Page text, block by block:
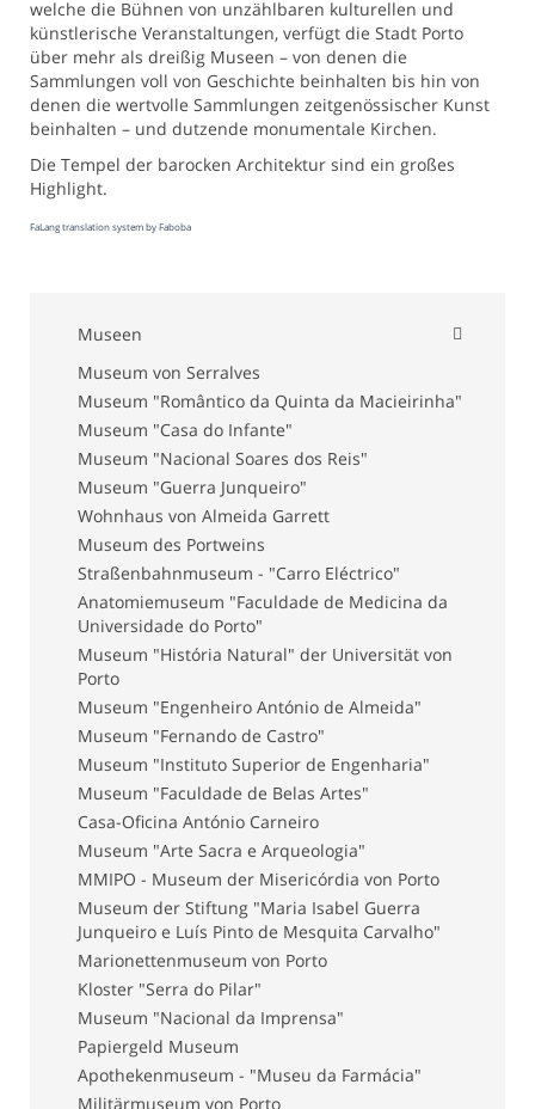
welche die Bühnen von unzählbaren kulturellen und
künstlerische Veranstaltungen, verfügt die Stadt Porto
über mehr als dreißig Museen – von denen die
Sammlungen voll von Geschichte beinhalten bis hin von
denen die wertvolle Sammlungen zeitgenössischer Kunst
beinhalten – und dutzende monumentale Kirchen.
Die Tempel der barocken Architektur sind ein großes
Highlight.
FaLang translation system by Faboba
Museen
Museum von Serralves
Museum "Romântico da Quinta da Macieirinha"
Museum "Casa do Infante"
Museum "Nacional Soares dos Reis"
Museum "Guerra Junqueiro"
Wohnhaus von Almeida Garrett
Museum des Portweins
Straßenbahnmuseum - "Carro Eléctrico"
Anatomiemuseum "Faculdade de Medicina da
Universidade do Porto"
Museum "História Natural" der Universität von
Porto
Museum "Engenheiro António de Almeida"
Museum "Fernando de Castro"
Museum "Instituto Superior de Engenharia"
Museum "Faculdade de Belas Artes"
Casa-Oficina António Carneiro
Museum "Arte Sacra e Arqueologia"
MMIPO - Museum der Misericórdia von Porto
Museum der Stiftung "Maria Isabel Guerra
Junqueiro e Luís Pinto de Mesquita Carvalho"
Marionettenmuseum von Porto
Kloster "Serra do Pilar"
Museum "Nacional da Imprensa"
Papiergeld Museum
Apothekenmuseum - "Museu da Farmácia"
Militärmuseum von Porto